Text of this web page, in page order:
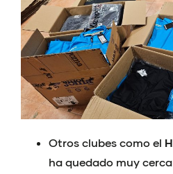
Otros clubes como el
ha quedado muy